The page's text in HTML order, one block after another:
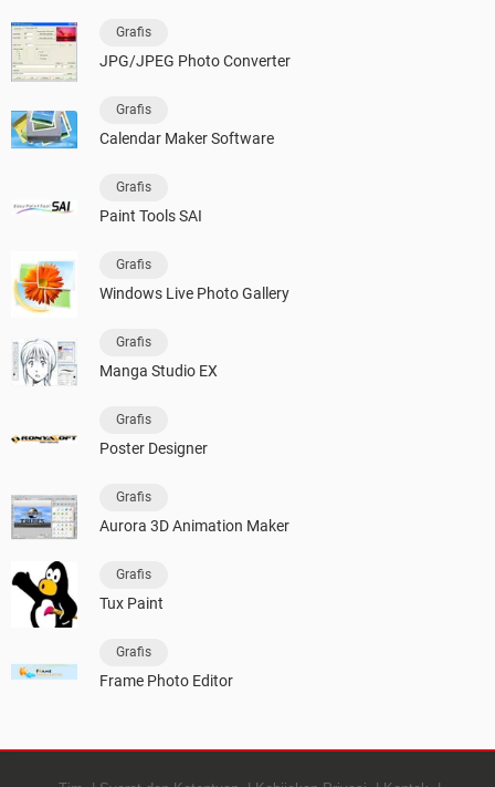
Grafis
JPG/JPEG Photo Converter
Grafis
Calendar Maker Software
Grafis
Paint Tools SAI
Grafis
Windows Live Photo Gallery
Grafis
Manga Studio EX
Grafis
Poster Designer
Grafis
Aurora 3D Animation Maker
Grafis
Tux Paint
Grafis
Frame Photo Editor